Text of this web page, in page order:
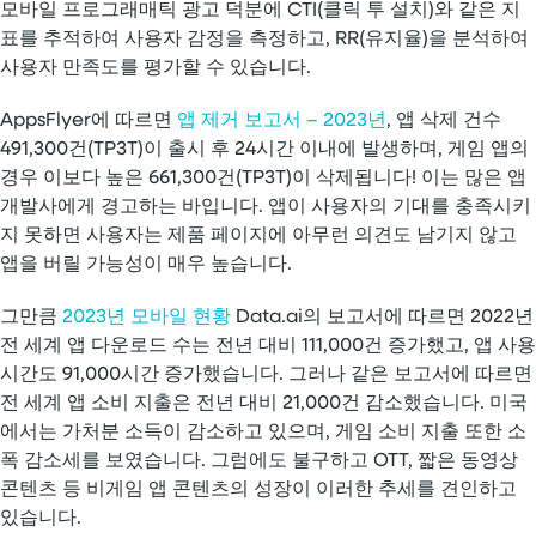
모바일 프로그래매틱 광고 덕분에 CTI(클릭 투 설치)와 같은 지
표를 추적하여 사용자 감정을 측정하고, RR(유지율)을 분석하여
사용자 만족도를 평가할 수 있습니다.
AppsFlyer에 따르면 앱 제거 보고서 – 2023년, 앱 삭제 건수
491,300건(TP3T)이 출시 후 24시간 이내에 발생하며, 게임 앱의
경우 이보다 높은 661,300건(TP3T)이 삭제됩니다! 이는 많은 앱
개발사에게 경고하는 바입니다. 앱이 사용자의 기대를 충족시키
지 못하면 사용자는 제품 페이지에 아무런 의견도 남기지 않고
앱을 버릴 가능성이 매우 높습니다.
그만큼 2023년 모바일 현황 Data.ai의 보고서에 따르면 2022년
전 세계 앱 다운로드 수는 전년 대비 111,000건 증가했고, 앱 사용
시간도 91,000시간 증가했습니다. 그러나 같은 보고서에 따르면
전 세계 앱 소비 지출은 전년 대비 21,000건 감소했습니다. 미국
에서는 가처분 소득이 감소하고 있으며, 게임 소비 지출 또한 소
폭 감소세를 보였습니다. 그럼에도 불구하고 OTT, 짧은 동영상
콘텐츠 등 비게임 앱 콘텐츠의 성장이 이러한 추세를 견인하고
있습니다.